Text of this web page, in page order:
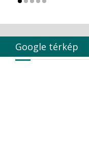
Google térkép